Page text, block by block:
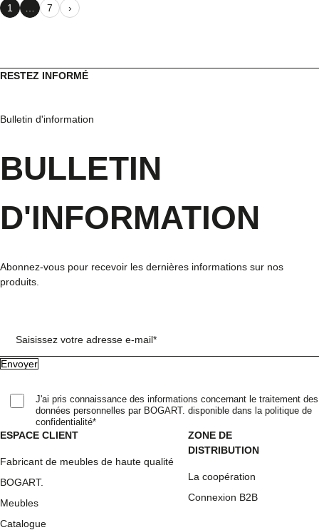
1 … 7 ›
ESPACE CLIENT
Fabricant de meubles de haute qualité
BOGART.
Meubles
Catalogue
ZONE DE
DISTRIBUTION
La coopération
Connexion B2B
RESTEZ INFORMÉ
Bulletin d'information
BULLETIN
D'INFORMATION
Abonnez-vous pour recevoir les dernières informations sur nos
produits.
Saisissez votre adresse e-mail*
J'ai pris connaissance des informations concernant le traitement des
données personnelles par BOGART. disponible dans la politique de
confidentialité*